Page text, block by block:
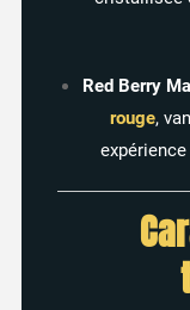
Red Berry
rouge,